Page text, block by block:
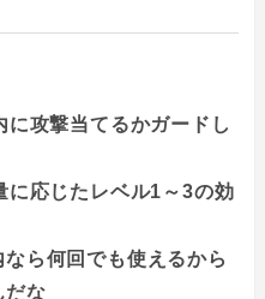
攻撃当てるかガードし
に応じたレベル1～3の効
ら何回でも使えるから
だな